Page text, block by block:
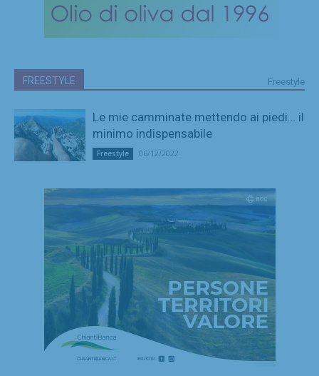
FREESTYLE Freestyle
Le mie camminate mettendo ai piedi… il
minimo indispensabile
Freestyle 06/12/2022